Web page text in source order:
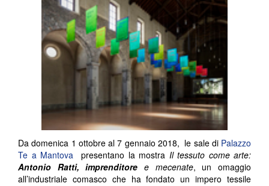
Da domenica 1 ottobre al 7 gennaio 2018, le sale di Palazzo
Te a Mantova presentano la mostra Il tessuto come arte:
Antonio Ratti, imprenditore e mecenate, un omaggio
all’industriale comasco che ha fondato un impero tessile